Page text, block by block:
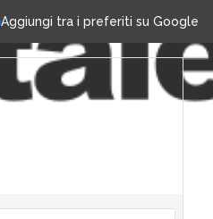
Aggiungi tra i preferiti su Google